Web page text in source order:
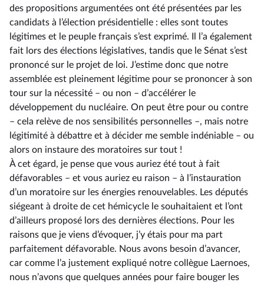
des propositions argumentées ont été présentées par les
candidats à l’élection présidentielle : elles sont toutes
légitimes et le peuple français s’est exprimé. Il l’a également
fait lors des élections législatives, tandis que le Sénat s’est
prononcé sur le projet de loi. J’estime donc que notre
assemblée est pleinement légitime pour se prononcer à son
tour sur la nécessité –⁠ ou non – d’accélérer le
développement du nucléaire. On peut être pour ou contre
–⁠ cela relève de nos sensibilités personnelles –, mais notre
légitimité à débattre et à décider me semble indéniable –⁠ ou
alors on instaure des moratoires sur tout !
À cet égard, je pense que vous auriez été tout à fait
défavorables –⁠ et vous auriez eu raison – à l’instauration
d’un moratoire sur les énergies renouvelables. Les députés
siégeant à droite de cet hémicycle le souhaitaient et l’ont
d’ailleurs proposé lors des dernières élections. Pour les
raisons que je viens d’évoquer, j’y étais pour ma part
parfaitement défavorable. Nous avons besoin d’avancer,
car comme l’a justement expliqué notre collègue Laernoes,
nous n’avons que quelques années pour faire bouger les